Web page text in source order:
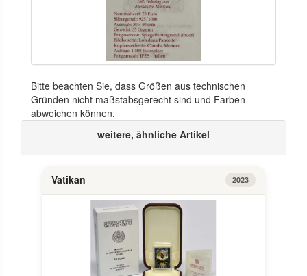
Bitte beachten Sie, dass Größen aus technischen
Gründen nicht maßstabsgerecht sind und Farben
abweichen können.
weitere, ähnliche Artikel
Vatikan 2023